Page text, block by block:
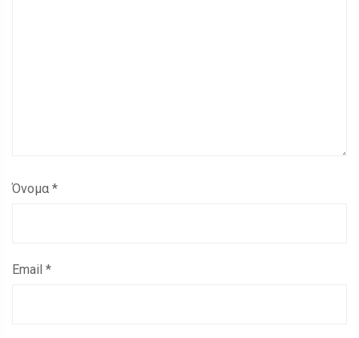
Όνομα *
Email *